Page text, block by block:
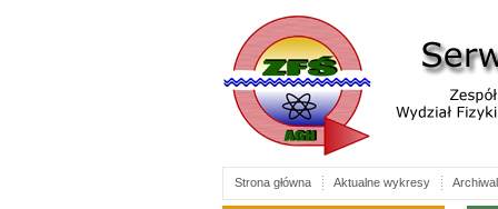
Strona główna Aktualne wykresy